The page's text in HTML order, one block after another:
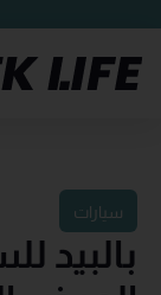
سيارات
بالبيد